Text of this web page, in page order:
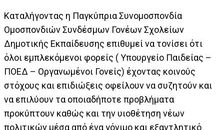
Καταλήγοντας η Παγκύπρια Συνομοσπονδία
Ομοσπονδιών Συνδέσμων Γονέων Σχολείων
Δημοτικής Εκπαίδευσης επιθυμεί να τονίσει ότι
όλοι εμπλεκόμενοι φορείς ( Υπουργείο Παιδείας –
ΠΟΕΔ – Οργανωμένοι Γονείς) έχοντας κοινούς
στόχους και επιδιώξεις οφείλουν να συζητούν και
να επιλύουν τα οποιαδήποτε προβλήματα
προκύπτουν καθώς και την υιοθέτηση νέων
πολιτικών μέσα από ένα γόνιμο και εξαντλητικό